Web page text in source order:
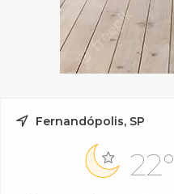
Fernandópolis, SP
22°